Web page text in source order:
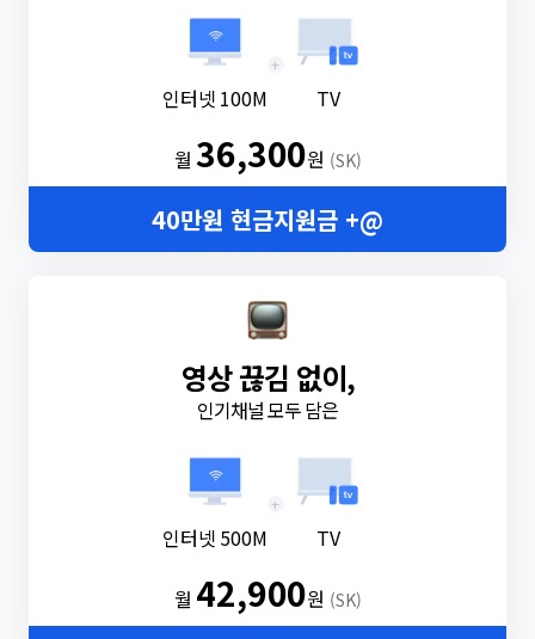
인터넷 100M
+
TV
월36,300원 (SK)
40만원 현금지원금 +@
영상 끊김 없이,
인기채널 모두 담은
인터넷 500M
+
TV
월 42,900원 (SK)